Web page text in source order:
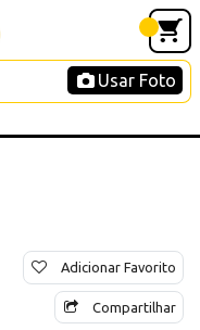
Usar Foto
Adicionar Favorito
Compartilhar